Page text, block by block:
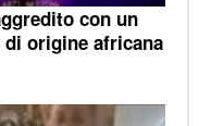
con un
di origine africana